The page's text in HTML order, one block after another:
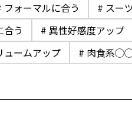
フォーマルに合う # スー
合う # 異性好感度アップ
ュームアップ # 肉食系